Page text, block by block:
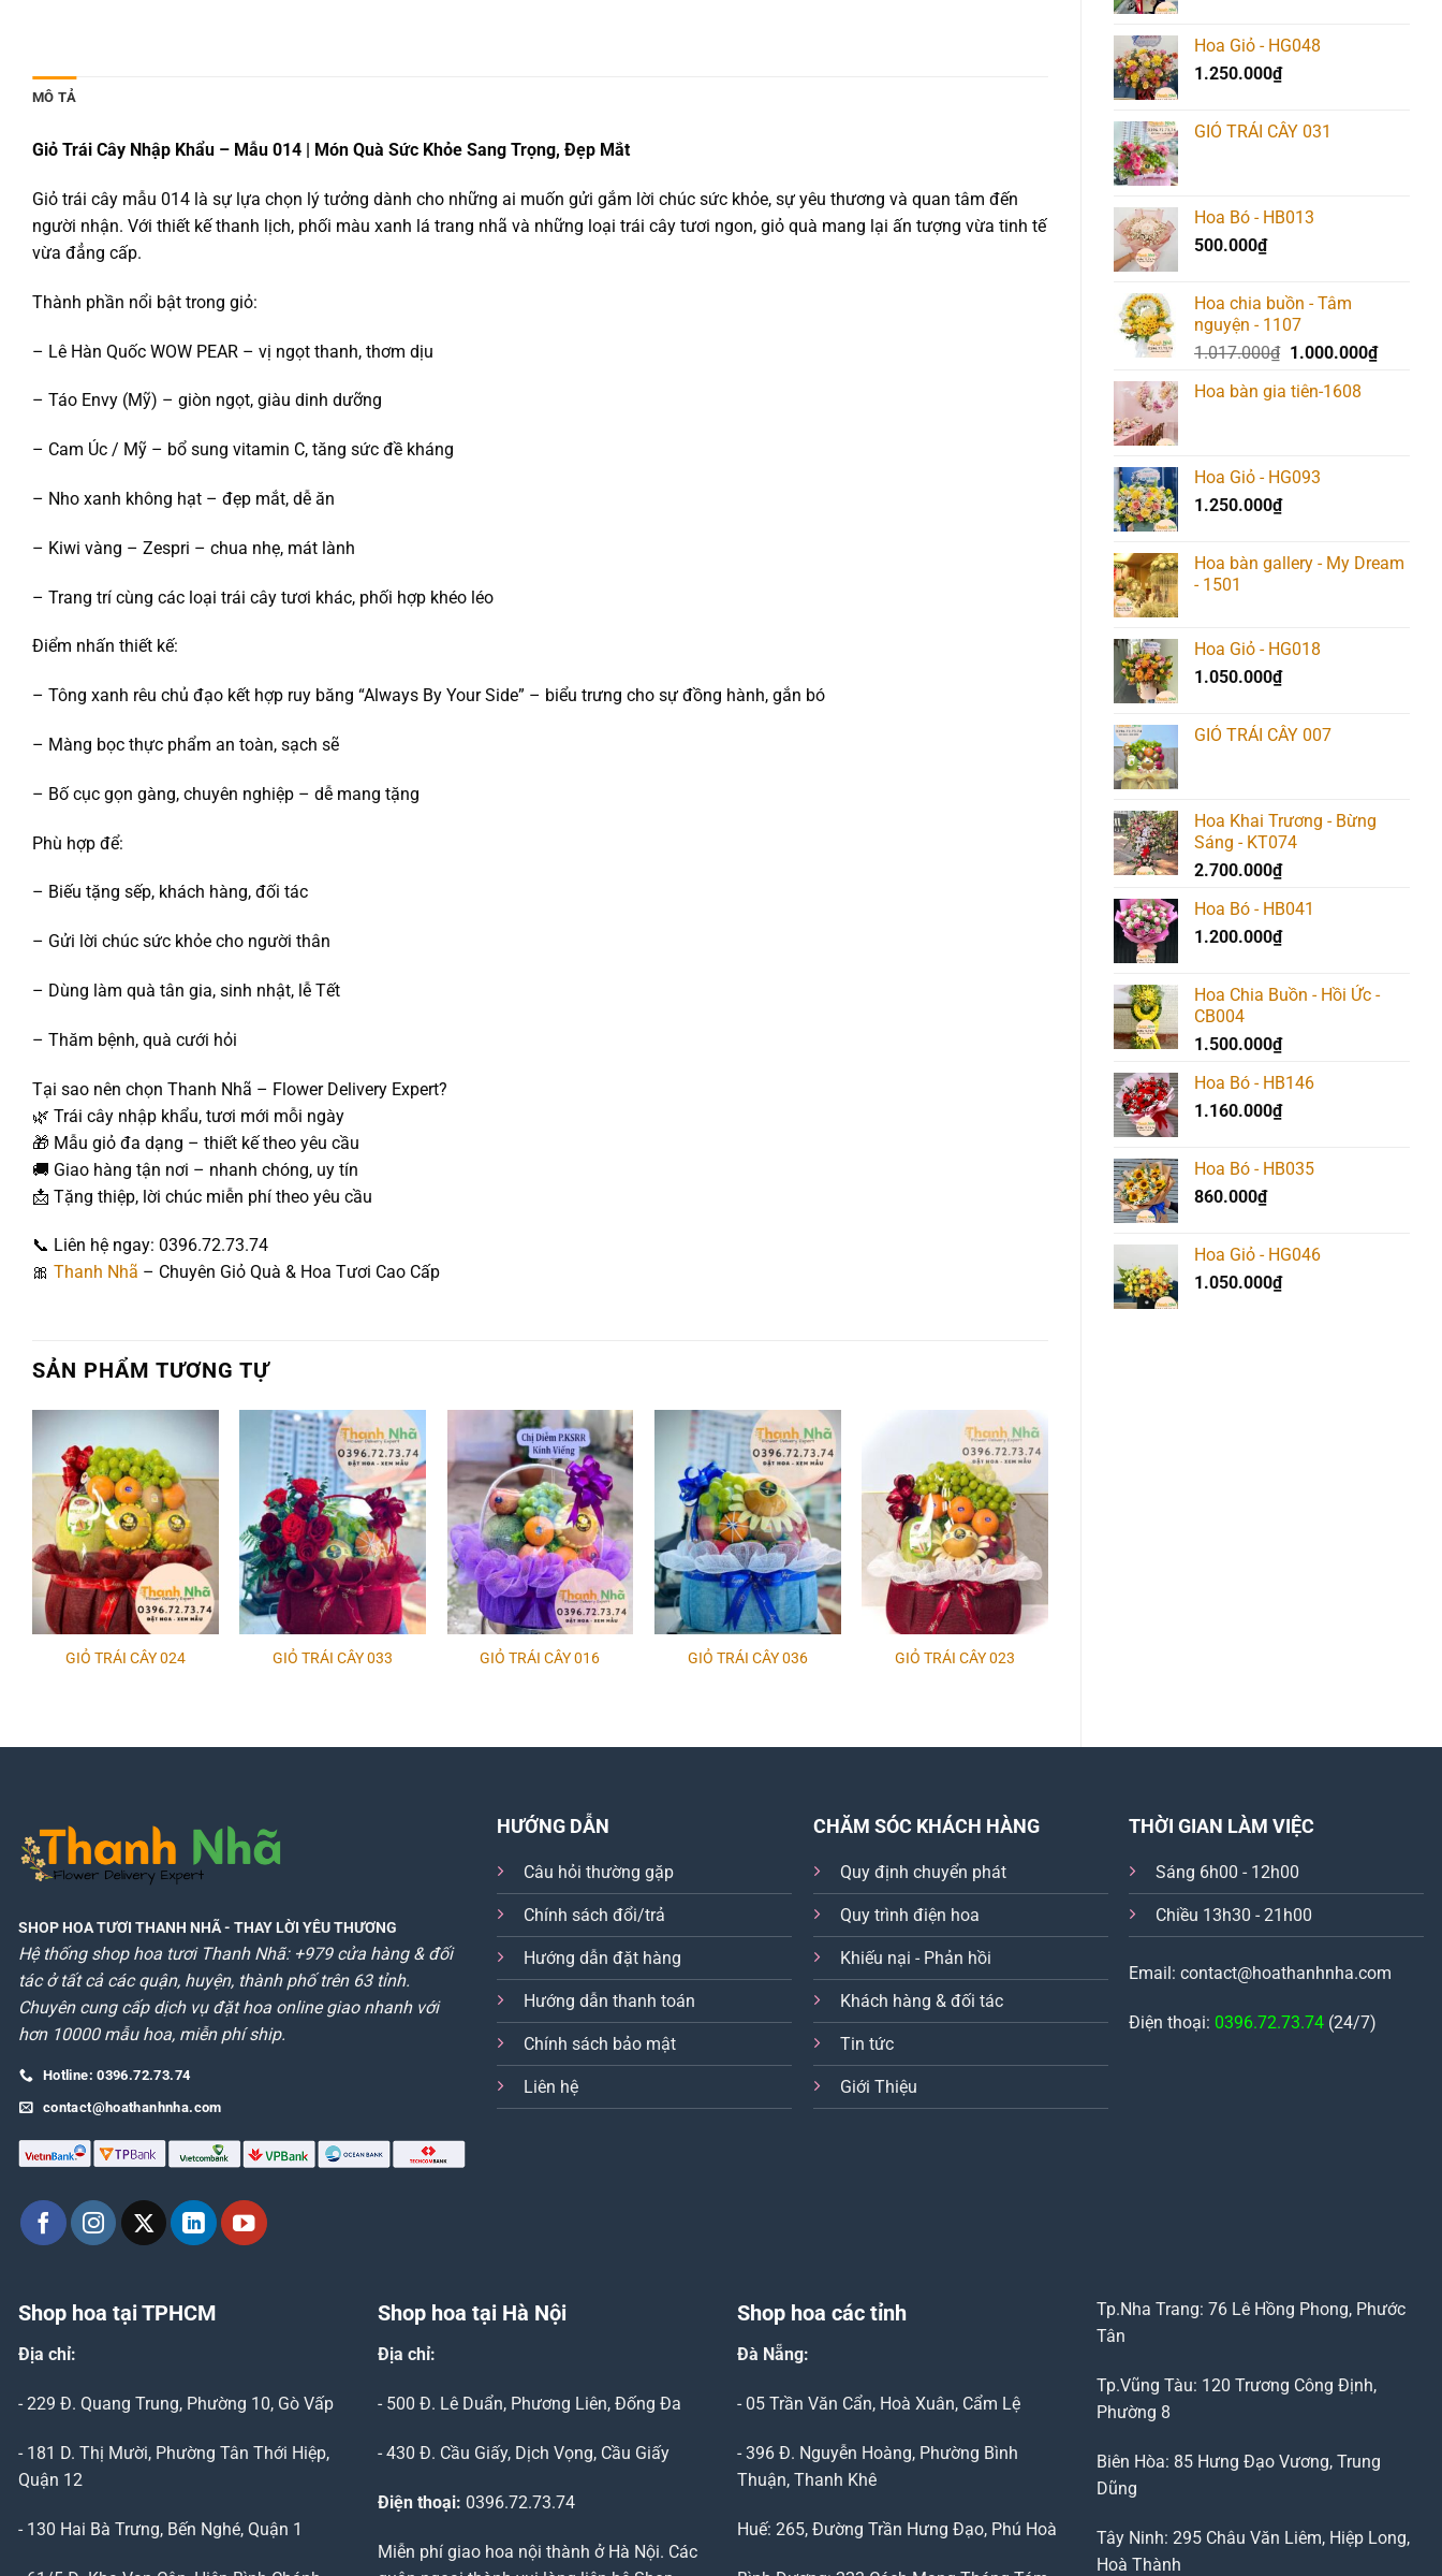
Hoa Giỏ - HG048
1.250.000₫
GIỎ TRÁI CÂY 031
Hoa Bó - HB013
500.000₫
Hoa chia buồn - Tâm
nguyện - 1107
1.017.000₫ Giá
là:
1.000.000₫Giá
Hoa bàn gia tiên-1608
Hoa Giỏ - HG093
1.250.000₫
Hoa bàn gallery - My Dream
- 1501
Hoa Giỏ - HG018
1.050.000₫
GIỎ TRÁI CÂY 007
Hoa Khai Trương - Bừng
Sáng - KT074
2.700.000₫
Hoa Bó - HB041
1.200.000₫
Hoa Chia Buồn - Hồi Ức -
CB004
1.500.000₫
Hoa Bó - HB146
1.160.000₫
Hoa Bó - HB035
860.000₫
Hoa Giỏ - HG046
1.050.000₫
MÔ TẢ
Giỏ Trái Cây Nhập Khẩu – Mẫu 014 | Món Quà Sức Khỏe Sang Trọng, Đẹp Mắt
Giỏ trái cây mẫu 014 là sự lựa chọn lý tưởng dành cho những ai muốn gửi gắm lời chúc sức khỏe, sự yêu thương và quan tâm đến
người nhận. Với thiết kế thanh lịch, phối màu xanh lá trang nhã và những loại trái cây tươi ngon, giỏ quà mang lại ấn tượng vừa tinh tế
vừa đẳng cấp.
Thành phần nổi bật trong giỏ:
– Lê Hàn Quốc WOW PEAR – vị ngọt thanh, thơm dịu
– Táo Envy (Mỹ) – giòn ngọt, giàu dinh dưỡng
– Cam Úc / Mỹ – bổ sung vitamin C, tăng sức đề kháng
– Nho xanh không hạt – đẹp mắt, dễ ăn
– Kiwi vàng – Zespri – chua nhẹ, mát lành
– Trang trí cùng các loại trái cây tươi khác, phối hợp khéo léo
Điểm nhấn thiết kế:
– Tông xanh rêu chủ đạo kết hợp ruy băng “Always By Your Side” – biểu trưng cho sự đồng hành, gắn bó
– Màng bọc thực phẩm an toàn, sạch sẽ
– Bố cục gọn gàng, chuyên nghiệp – dễ mang tặng
Phù hợp để:
– Biếu tặng sếp, khách hàng, đối tác
– Gửi lời chúc sức khỏe cho người thân
– Dùng làm quà tân gia, sinh nhật, lễ Tết
– Thăm bệnh, quà cưới hỏi
Tại sao nên chọn Thanh Nhã – Flower Delivery Expert?
🌿 Trái cây nhập khẩu, tươi mới mỗi ngày
🎁 Mẫu giỏ đa dạng – thiết kế theo yêu cầu
🚚 Giao hàng tận nơi – nhanh chóng, uy tín
📩 Tặng thiệp, lời chúc miễn phí theo yêu cầu
📞 Liên hệ ngay: 0396.72.73.74
🎀 Thanh Nhã – Chuyên Giỏ Quà & Hoa Tươi Cao Cấp
SẢN PHẨM TƯƠNG TỰ
Add to
wishlist
GIỎ TRÁI CÂY 024
Add to
wishlist
GIỎ TRÁI CÂY 033
Add to
wishlist
GIỎ TRÁI CÂY 016
Add to
wishlist
GIỎ TRÁI CÂY 036
Add to
wishlist
GIỎ TRÁI CÂY 023
SHOP HOA TƯƠI THANH NHÃ- THAY LỜI YÊU THƯƠNG
Hệ thống shop hoa tươi Thanh Nhã: +979 cửa hàng & đối
tác ở tất cả các quận, huyện, thành phố trên 63 tỉnh.
Chuyên cung cấp dịch vụ đặt hoa online giao nhanh với
hơn 10000 mẫu hoa, miễn phí ship.
Hotline: 0396.72.73.74
contact@hoathanhnha.com
HƯỚNG DẪN
Câu hỏi thường gặp
Chính sách đổi/trả
Hướng dẫn đặt hàng
Hướng dẫn thanh toán
Chính sách bảo mật
Liên hệ
CHĂM SÓC KHÁCH HÀNG
Quy định chuyển phát
Quy trình điện hoa
Khiếu nại - Phản hồi
Khách hàng & đối tác
Tin tức
Giới Thiệu
THỜI GIAN LÀM VIỆC
Sáng 6h00 - 12h00
Chiều 13h30 - 21h00
Email: contact@hoathanhnha.com
Điện thoại: 0396.72.73.74 (24/7)
Shop hoa tại TPHCM
Địa chỉ:
- 229 Đ. Quang Trung, Phường 10, Gò Vấp
- 181 D. Thị Mười, Phường Tân Thới Hiệp,
Quận 12
- 130 Hai Bà Trưng, Bến Nghé, Quận 1
Shop hoa tại Hà Nội
Địa chỉ:
- 500 Đ. Lê Duẩn, Phương Liên, Đống Đa
- 430 Đ. Cầu Giấy, Dịch Vọng, Cầu Giấy
Điện thoại: 0396.72.73.74
Miễn phí giao hoa nội thành ở Hà Nội. Các
Shop hoa các tỉnh
Đà Nẵng:
- 05 Trần Văn Cẩn, Hoà Xuân, Cẩm Lệ
- 396 Đ. Nguyễn Hoàng, Phường Bình
Thuận, Thanh Khê
Huế: 265, Đường Trần Hưng Đạo, Phú Hoà
Tp.Nha Trang: 76 Lê Hồng Phong, Phước
Tân
Tp.Vũng Tàu: 120 Trương Công Định,
Phường 8
Biên Hòa: 85 Hưng Đạo Vương, Trung
Dũng
Tây Ninh: 295 Châu Văn Liêm, Hiệp Long,
Hoà Thành